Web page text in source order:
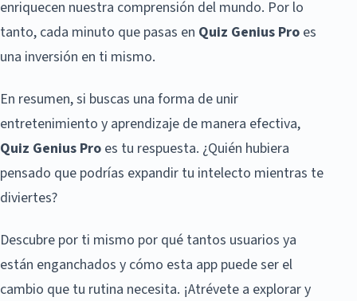
enriquecen nuestra comprensión del mundo. Por lo
tanto, cada minuto que pasas en Quiz Genius Pro es
una inversión en ti mismo.
En resumen, si buscas una forma de unir
entretenimiento y aprendizaje de manera efectiva,
Quiz Genius Pro es tu respuesta. ¿Quién hubiera
pensado que podrías expandir tu intelecto mientras te
diviertes?
Descubre por ti mismo por qué tantos usuarios ya
están enganchados y cómo esta app puede ser el
cambio que tu rutina necesita. ¡Atrévete a explorar y